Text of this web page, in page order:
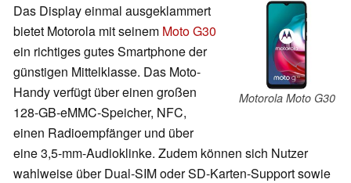
Motorola Moto G30
Das Display einmal ausgeklammert
bietet Motorola mit seinem Moto G30
ein richtiges gutes Smartphone der
günstigen Mittelklasse. Das Moto-
Handy verfügt über einen großen
128-GB-eMMC-Speicher, NFC,
einen Radioempfänger und über
eine 3,5-mm-Audioklinke. Zudem können sich Nutzer
wahlweise über Dual-SIM oder SD-Karten-Support sowie